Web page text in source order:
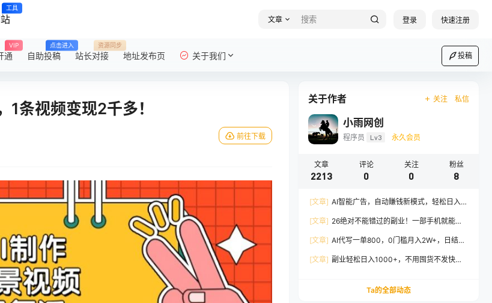
工具
文章 登录 快速注册
通
VIP
自助投稿
点击进入
站长对接
资源同步
地址发布页 关于我们 投稿
条视频变现2千多！
前往下载
关于作者 关注 私信
小雨网创
程序员 Lv3 永久会员
文章
2213
评论
0
关注
0
粉丝
8
[文章] AI智能广告，自动賺钱新模式，轻松日入
[文章] 26绝对不能错过的副业！一部手机就能操
[文章] AI代写一单800，0门槛月入2W+，日结不
[文章] 副业轻松日入1000+，不用囤货不发快
Ta的全部动态